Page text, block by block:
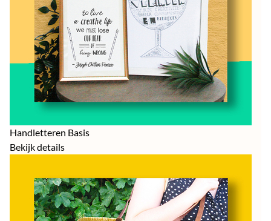
Handletteren Basis
Bekijk details